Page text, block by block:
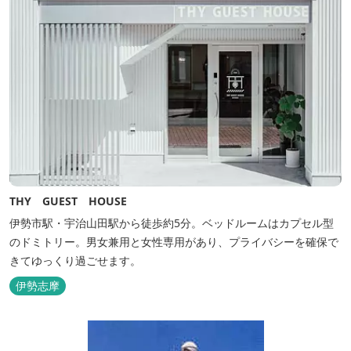
THY GUEST HOUSE
伊勢市駅・宇治山田駅から徒歩約5分。ベッドルームはカプセル型
のドミトリー。男女兼用と女性専用があり、プライバシーを確保で
きてゆっくり過ごせます。
伊勢志摩